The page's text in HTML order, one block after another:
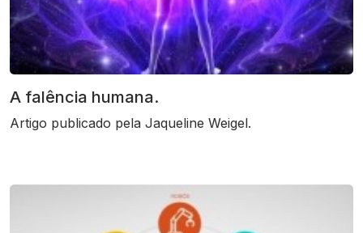
A falência humana.
Artigo publicado pela Jaqueline Weigel.